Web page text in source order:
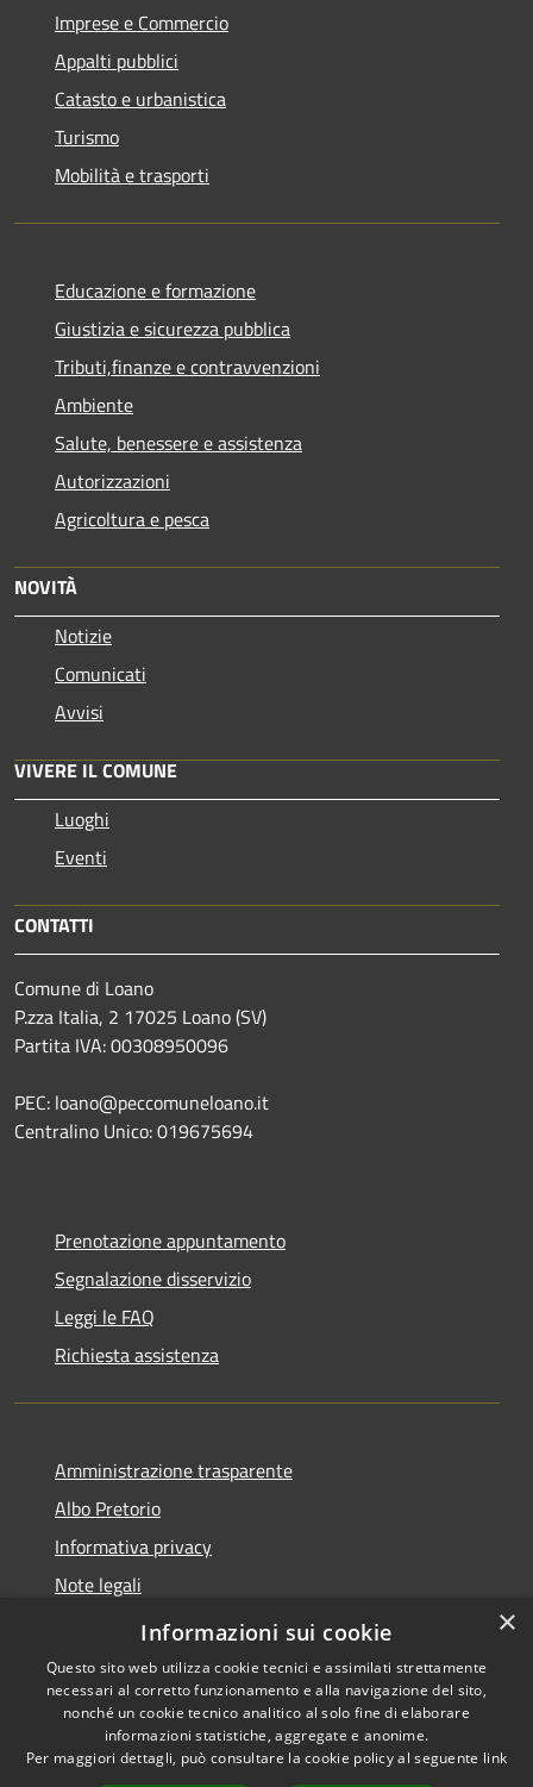
Imprese e Commercio
Appalti pubblici
Catasto e urbanistica
Turismo
Mobilità e trasporti
Educazione e formazione
Giustizia e sicurezza pubblica
Tributi,finanze e contravvenzioni
Ambiente
Salute, benessere e assistenza
Autorizzazioni
Agricoltura e pesca
NOVITÀ
Notizie
Comunicati
Avvisi
VIVERE IL COMUNE
Luoghi
Eventi
CONTATTI
Comune di Loano
P.zza Italia, 2 17025 Loano (SV)
Partita IVA: 00308950096
PEC: loano@peccomuneloano.it
Centralino Unico: 019675694
Prenotazione appuntamento
Segnalazione disservizio
Leggi le FAQ
Richiesta assistenza
Amministrazione trasparente
Albo Pretorio
Informativa privacy
Note legali
Dichiarazione di accessibilità
Accessibilità
Copyright © 2026 • Comune di
Loano • Powered by
×
Informazioni sui cookie
Questo sito web utilizza cookie tecnici e assimilati strettamente
necessari al corretto funzionamento e alla navigazione del sito,
nonché un cookie tecnico analitico al solo fine di elaborare
informazioni statistiche, aggregate e anonime.
Per maggiori dettagli, può consultare la cookie policy al seguente link